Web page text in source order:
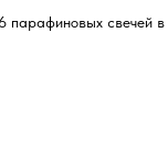
парафиновых свечей в